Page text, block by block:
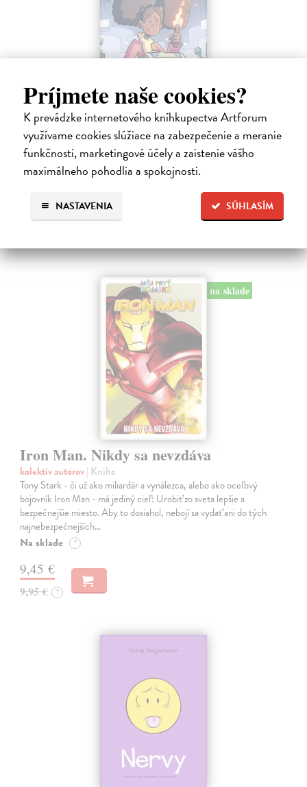
Príjmete naše cookies?
K prevádzke internetového kníhkupectva Artforum
využívame cookies slúžiace na zabezpečenie a meranie
funkčnosti, marketingové účely a zaistenie vášho
maximálneho pohodlia a spokojnosti.
SÚHLASÍM
NASTAVENIA
Minecraft: Srdce z kameňa 2
Clemson Andrew, Lawson Jeremy, Esposito Taylor| Kniha
Druhé pokračovanie napínavého dobrodružstva zo sveta Minecraftu.
Samotársky farmár Cobb sa chce len starať o svoju úrodu, zbierať
suroviny a mať pokoj.
9,45 €
na sklade
Iron Man. Nikdy sa nevzdáva
kolektív autorov| Kniha
Tony Stark - či už ako miliardár a vynálezca, alebo ako oceľový
bojovník Iron Man - má jediný cieľ: Urobiť zo sveta lepšie a
bezpečnejšie miesto. Aby to dosiahol, nebojí sa vydať ani do tých
najnebezpečnejších…
Na sklade ?
9,45 €
9,95 € ?